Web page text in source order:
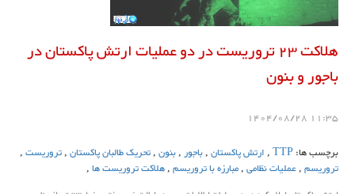
هلاکت 23 تروریست در دو عملیات ارتش پاکستان در
باجور و بنون
11:35 1404/08/28
برچسب ها:TTP
,ارتش پاکستان,باجور,بنون,تحریک طالبان پاکستان,تروریست,
تروریسم,عملیات نظامی,مبارزه با تروریسم,هلاکت تروریست ها,